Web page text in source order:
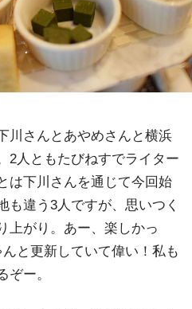
川さんとあやめさんと横浜
2人ともたびねすでライター
は下川さんを通じて今回始
も違う3人ですが、思いつく
上がり。あー、楽しかっ
と更新していて偉い！私も
ぞー。